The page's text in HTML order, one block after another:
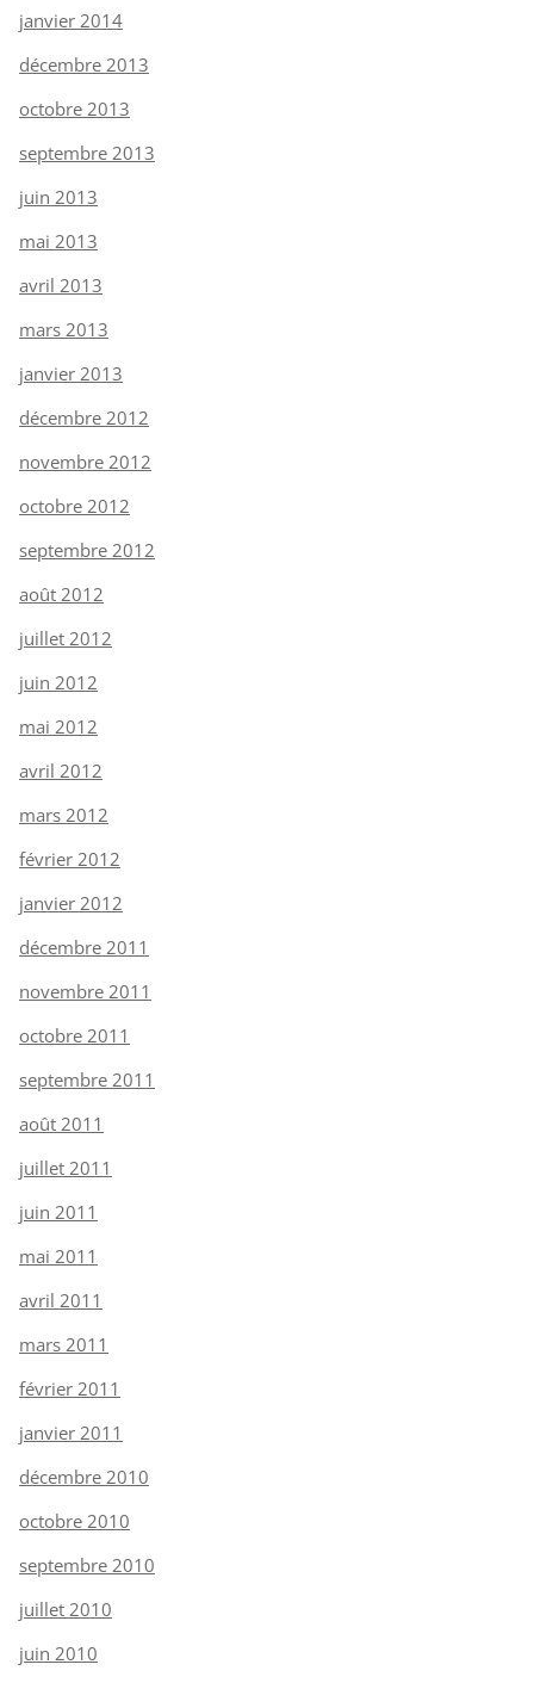
janvier 2014
décembre 2013
octobre 2013
septembre 2013
juin 2013
mai 2013
avril 2013
mars 2013
janvier 2013
décembre 2012
novembre 2012
octobre 2012
septembre 2012
août 2012
juillet 2012
juin 2012
mai 2012
avril 2012
mars 2012
février 2012
janvier 2012
décembre 2011
novembre 2011
octobre 2011
septembre 2011
août 2011
juillet 2011
juin 2011
mai 2011
avril 2011
mars 2011
février 2011
janvier 2011
décembre 2010
octobre 2010
septembre 2010
juillet 2010
juin 2010